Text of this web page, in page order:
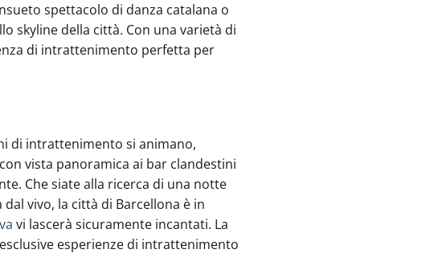
spettacolo di danza catalana o
skyline della città. Con una varietà di
di intrattenimento perfetta per
di intrattenimento si animano,
vista panoramica ai bar clandestini
Che siate alla ricerca di una notte
vivo, la città di Barcellona è in
vi lascerà sicuramente incantati. La
esperienze di intrattenimento